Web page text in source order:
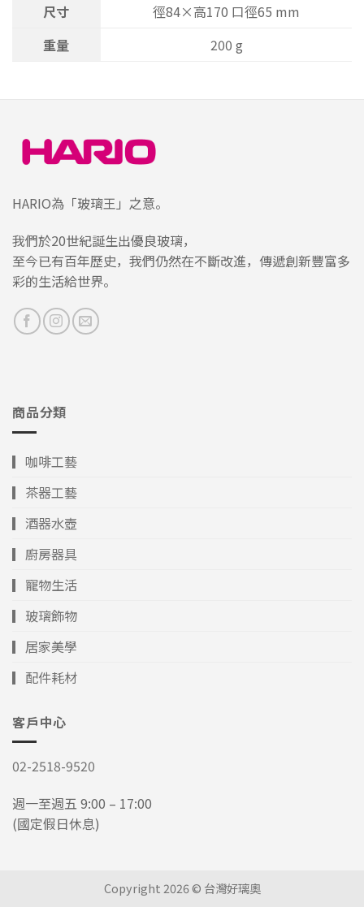
尺寸
徑84×高170 口徑65 mm
重量
200 g
HARIO為「玻璃王」之意。
我們於20世紀誕生出優良玻璃，
至今已有百年歷史，我們仍然在不斷改進，傳遞創新豐富多
彩的生活給世界。
商品分類
▎咖啡工藝
▎茶器工藝
▎酒器水壺
▎廚房器具
▎寵物生活
▎玻璃飾物
▎居家美學
▎配件耗材
客戶中心
02-2518-9520
週一至週五 9:00 – 17:00
(國定假日休息)
Copyright 2026 © 台灣好璃奧